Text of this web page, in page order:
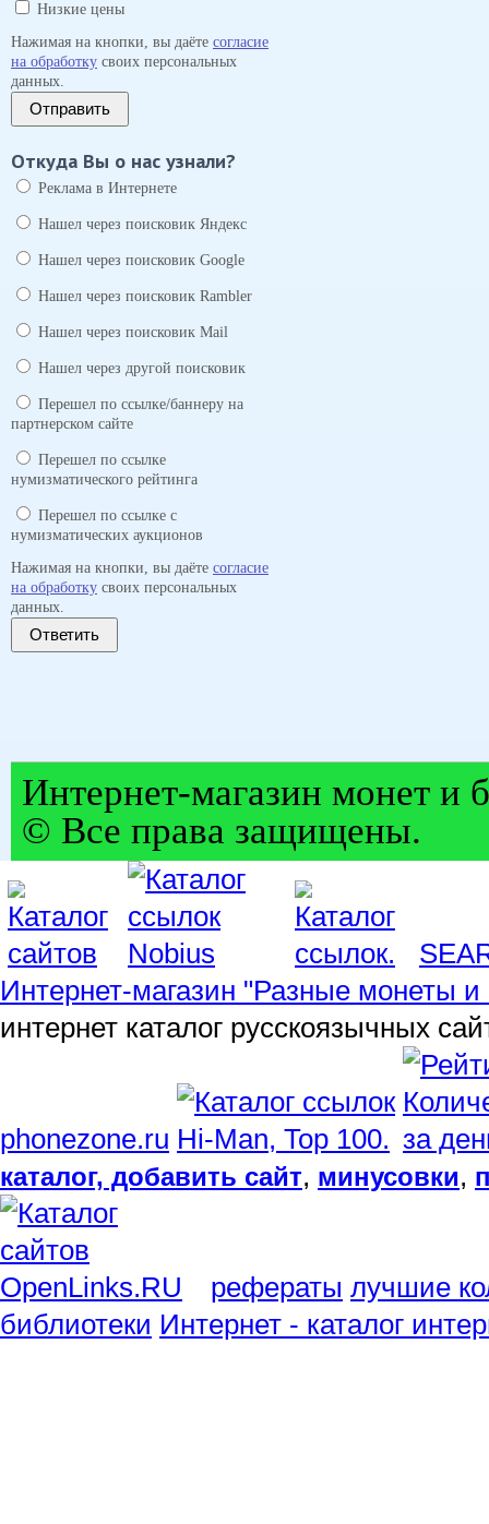
Низкие цены
Нажимая на кнопки, вы даёте согласие
на обработку своих персональных
данных.
Отправить
Откуда Вы о нас узнали?
Реклама в Интернете
Нашел через поисковик Яндекс
Нашел через поисковик Google
Нашел через поисковик Rambler
Нашел через поисковик Mail
Нашел через другой поисковик
Перешел по ссылке/баннеру на
партнерском сайте
Перешел по ссылке
нумизматического рейтинга
Перешел по ссылке с
нумизматических аукционов
Нажимая на кнопки, вы даёте согласие
на обработку своих персональных
данных.
Ответить
Интернет-магазин монет и
© Все права защищены.
Интернет-магазин "Разные монеты и
интернет каталог русскоязычных
phonezone.ru
каталог, добавить сайт, минусовки,
рефераты лучшие
библиотеки Интернет - каталог